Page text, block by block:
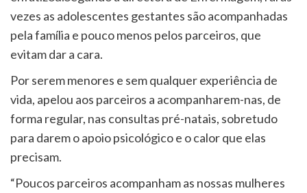
vezes as adolescentes gestantes são acompanhadas
pela família e pouco menos pelos parceiros, que
evitam dar a cara.
Por serem menores e sem qualquer experiência de
vida, apelou aos parceiros a acompanharem-nas, de
forma regular, nas consultas pré-natais, sobretudo
para darem o apoio psicológico e o calor que elas
precisam.
“Poucos parceiros acompanham as nossas mulheres